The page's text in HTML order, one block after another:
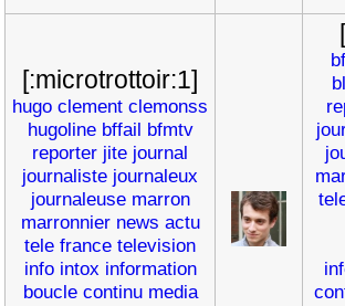
[:microtrottoir:1]
hugo clement clemonss
hugoline bffail bfmtv
reporter jite journal
journaliste journaleux
journaleuse marron
marronnier news actu
tele france television
info intox information
boucle continu media